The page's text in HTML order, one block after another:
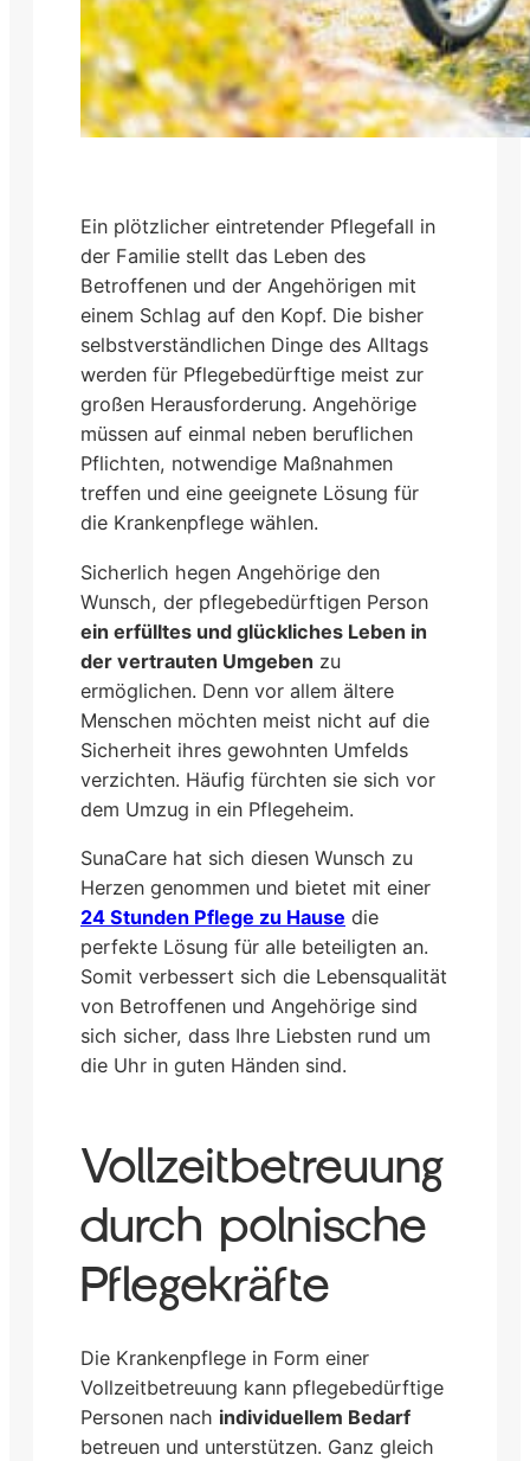
Ein plötzlicher eintretender Pflegefall in
der Familie stellt das Leben des
Betroffenen und der Angehörigen mit
einem Schlag auf den Kopf. Die bisher
selbstverständlichen Dinge des Alltags
werden für Pflegebedürftige meist zur
großen Herausforderung. Angehörige
müssen auf einmal neben beruflichen
Pflichten, notwendige Maßnahmen
treffen und eine geeignete Lösung für
die Krankenpflege wählen.
Sicherlich hegen Angehörige den
Wunsch, der pflegebedürftigen Person
ein erfülltes und glückliches Leben in
der vertrauten Umgeben zu
ermöglichen. Denn vor allem ältere
Menschen möchten meist nicht auf die
Sicherheit ihres gewohnten Umfelds
verzichten. Häufig fürchten sie sich vor
dem Umzug in ein Pflegeheim.
SunaCare hat sich diesen Wunsch zu
Herzen genommen und bietet mit einer
24 Stunden Pflege zu Hause die
perfekte Lösung für alle beteiligten an.
Somit verbessert sich die Lebensqualität
von Betroffenen und Angehörige sind
sich sicher, dass Ihre Liebsten rund um
die Uhr in guten Händen sind.
Vollzeitbetreuung
durch polnische
Pflegekräfte
Die Krankenpflege in Form einer
Vollzeitbetreuung kann pflegebedürftige
Personen nach individuellem Bedarf
betreuen und unterstützen. Ganz gleich